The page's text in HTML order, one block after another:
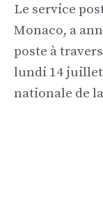
Le service
Monaco, a
poste à
lundi 14
nationale de